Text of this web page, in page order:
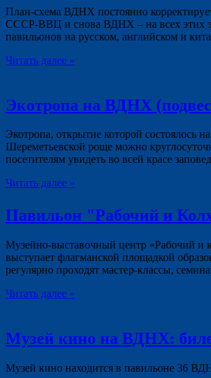
План-схема ВДНХ постоянно
СССР-ВВЦ и снова ВДНХ – на всех этих
павильонов на русском, английском и
Читать далее »
Экотропа на ВДНХ
Экотропа, открытие которой состоялось
Шереметьевской роще можно
посетителям увидеть во всей красе
Читать далее »
Павильон "Рабочий и
Музейно-выставочный центр «Рабочий и
выступает флагманской площадкой
регулярно проходят мастер‑классы,
Читать далее »
Музей кино на ВДНХ:
Музей кино находится в павильоне 36